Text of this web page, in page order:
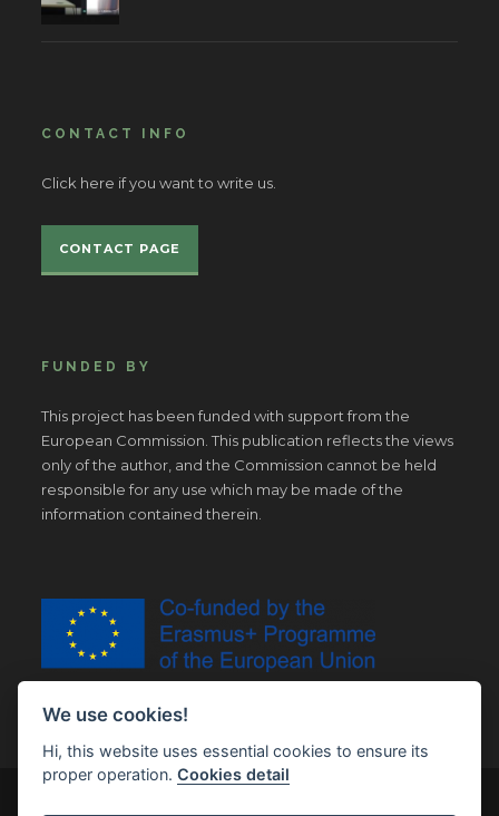
CONTACT INFO
Click here if you want to write us.
CONTACT PAGE
FUNDED BY
This project has been funded with support from the
European Commission. This publication reflects the views
only of the author, and the Commission cannot be held
responsible for any use which may be made of the
information contained therein.
We use cookies!
Hi, this website uses essential cookies to ensure its
proper operation.Cookies detail